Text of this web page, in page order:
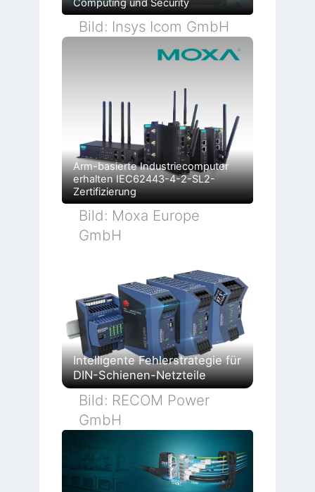
Computing und Security
Bild: Insys Icom GmbH
Arm-basierte Industriecomputer
erhalten IEC62443-4-2-SL2-
Zertifizierung
Bild: Moxa Europe
GmbH
Intelligente Fehlerstrategie für
DIN-Schienen-Netzteile
Bild: RECOM Power
GmbH